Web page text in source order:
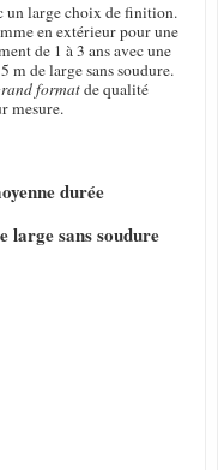
un large choix de finition.
en extérieur pour une
de 1 à 3 ans avec une
m de large sans soudure.
formatde qualité
mesure.
durée
large sans soudure